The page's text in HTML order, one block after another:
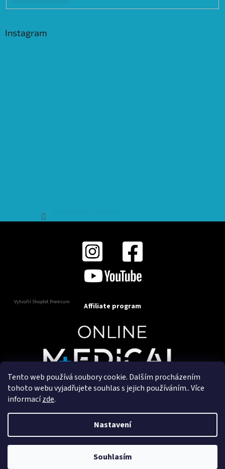
Tento web používá soubory cookie. Dalším procházením
tohoto webu vyjadřujete souhlas s jejich používáním.. Více
informacízde.
Nastavení
Souhlasím
Instagram
Vytvořil Shoptet Premium Affiliate program
Copyright 2025OnlineMedical.cz. Všechna práva
Vytvořil a marketingově zajišťuje